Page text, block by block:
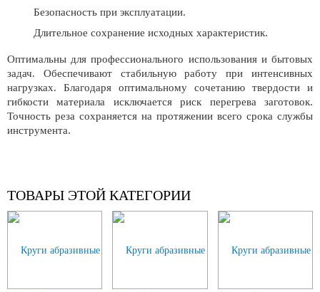
Безопасность при эксплуатации.
Длительное сохранение исходных характеристик.
Оптимальны для профессионального использования и бытовых
задач. Обеспечивают стабильную работу при интенсивных
нагрузках. Благодаря оптимальному сочетанию твердости и
гибкости материала исключается риск перегрева заготовок.
Точность реза сохраняется на протяжении всего срока службы
инструмента.
ТОВАРЫ ЭТОЙ КАТЕГОРИИ